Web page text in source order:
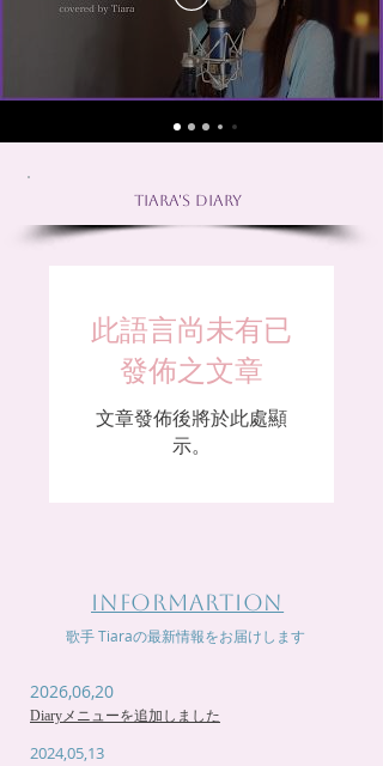
Tiara's Diary
此語言尚未有已
發佈之文章
文章發佈後將於此處顯
示。
INFORMARTION
歌手 Tiaraの最新情報をお届けします
2026,06,20
Diaryメニューを追加しました
2024,05,13